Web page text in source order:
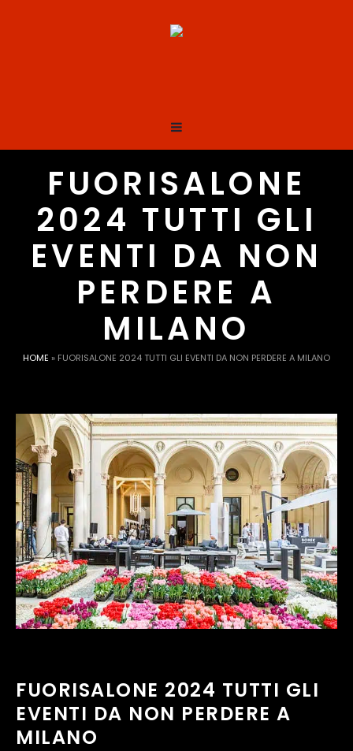
FUORISALONE
2024 TUTTI GLI
EVENTI DA NON
PERDERE A
MILANO
HOME » FUORISALONE 2024 TUTTI GLI EVENTI DA NON PERDERE A MILANO
FUORISALONE 2024 TUTTI GLI
EVENTI DA NON PERDERE A
MILANO